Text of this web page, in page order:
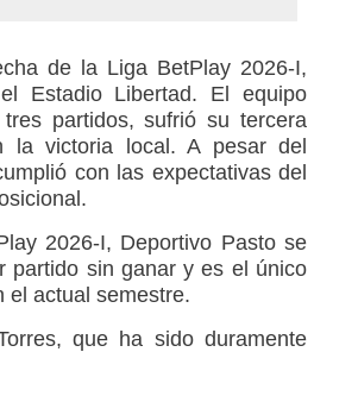
de la Liga BetPlay 2026-I,
Estadio Libertad. El equipo
partidos, sufrió su tercera
la victoria local. A pesar del
con las expectativas del
2026-I, Deportivo Pasto se
partido sin ganar y es el único
el actual semestre.
que ha sido duramente